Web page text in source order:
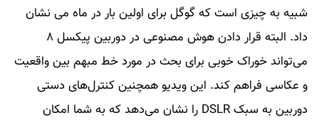
شبیه به چیزی است که گوگل برای اولین بار در ماه می نشان
داد. البته قرار دادن هوش مصنوعی در دوربین پیکسل ۸
می‌تواند خوراک خوبی برای بحث در مورد خط مبهم بین واقعیت
و عکاسی فراهم کند. این ویدیو همچنین کنترل‌های دستی
دوربین به سبک DSLR را نشان می‌دهد که به شما امکان